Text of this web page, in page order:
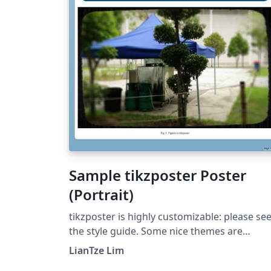
Sample tikzposter Poster
(Portrait)
tikzposter is highly customizable: please see
the style guide. Some nice themes are
available.
LianTze Lim